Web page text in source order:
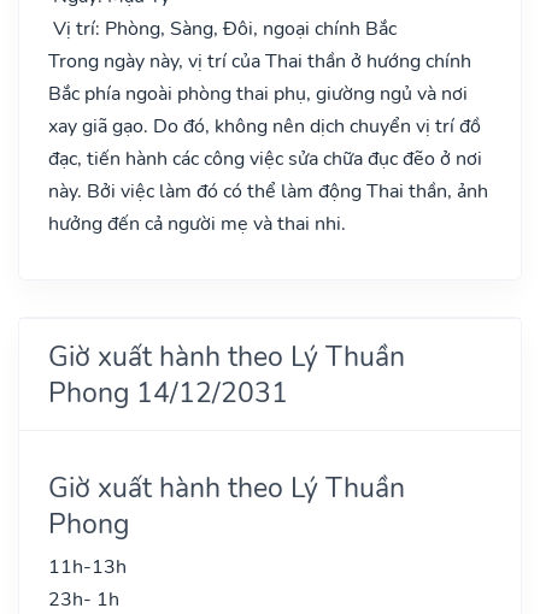
Vị trí: Phòng, Sàng, Đôi, ngoại chính Bắc
Trong ngày này, vị trí của Thai thần ở hướng chính
Bắc phía ngoài phòng thai phụ, giường ngủ và nơi
xay giã gạo. Do đó, không nên dịch chuyển vị trí đồ
đạc, tiến hành các công việc sửa chữa đục đẽo ở nơi
này. Bởi việc làm đó có thể làm động Thai thần, ảnh
hưởng đến cả người mẹ và thai nhi.
Giờ xuất hành theo Lý Thuần
Phong 14/12/2031
Giờ xuất hành theo Lý Thuần
Phong
11h-13h
23h- 1h